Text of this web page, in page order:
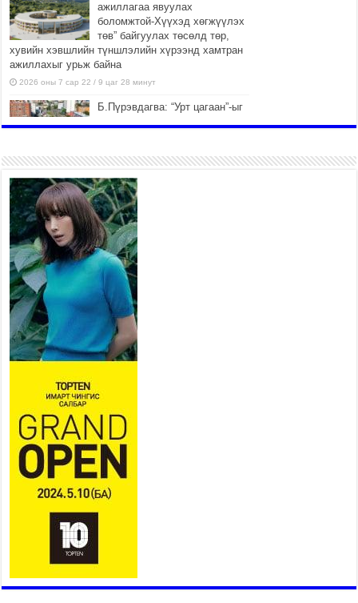
ажиллагаа явуулах
боломжтой-Хүүхэд хөгжүүлэх
төв” байгуулах төсөлд төр,
хувийн хэвшлийн түншлэлийн хүрээнд хамтран
ажиллахыг урьж байна
2026 оны 7 сар 22 / 9 цаг 28 минут
Б.Пүрэвдагва: “Урт цагаан”-ыг
2026 оны 7 сар 21 / 16 цаг 47 минут
Тусгай замын автобус /BRT/
төслийн удирдах хорооны
ээлжит хуралдаан боллоо
2026 оны 7 сар 21 / 16 цаг 43 минут
Ерөнхий сайд Н.Учрал БНХАУ-
аас Монгол Улсад суугаа
Элчин сайд Шэнь
Миньжюанийг хүлээн авч
уулзав
2026 оны 7 сар 21 / 16 цаг 39 минут
БҮГД НАЙРАМДАХ ТАЖИКИСТАН УЛСТАЙ
ЭДИЙН ЗАСГИЙН ХАМТЫН АЖИЛЛАГААГ
ӨРГӨЖҮҮЛНЭ
2026 оны 7 сар 21 / 16 цаг 34 минут
26,992 суралцагч хотхоны бага сургуульд, 8100
суралцагч төрөлжсөн ахлах сургуульд
суралцана
2026 оны 7 сар 21 / 13 цаг 43 минут
тээврийн зохицуулалт, сургууль, цэцэрлэг, зах,
худалдааны төвийн ажиллах хуваарийг гаргаж,
иргэдэд мэдээлэхийг үүрэг болголоо
2026 оны 7 сар 21 / 11 цаг 59 минут
Гэр бүлийн хэрэг шүүхэд хянан шийдвэрлэх